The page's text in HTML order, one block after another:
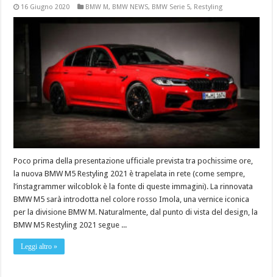
16 Giugno 2020 BMW M, BMW NEWS, BMW Serie 5, Restyling
Poco prima della presentazione ufficiale prevista tra pochissime ore,
la nuova BMW M5 Restyling 2021 è trapelata in rete (come sempre,
l’instagrammer wilcoblok è la fonte di queste immagini). La rinnovata
BMW M5 sarà introdotta nel colore rosso Imola, una vernice iconica
per la divisione BMW M. Naturalmente, dal punto di vista del design, la
BMW M5 Restyling 2021 segue ...
Leggi altro »